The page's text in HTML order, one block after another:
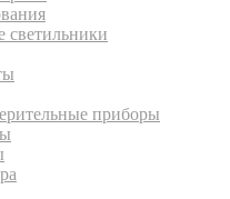
светильники
приборы